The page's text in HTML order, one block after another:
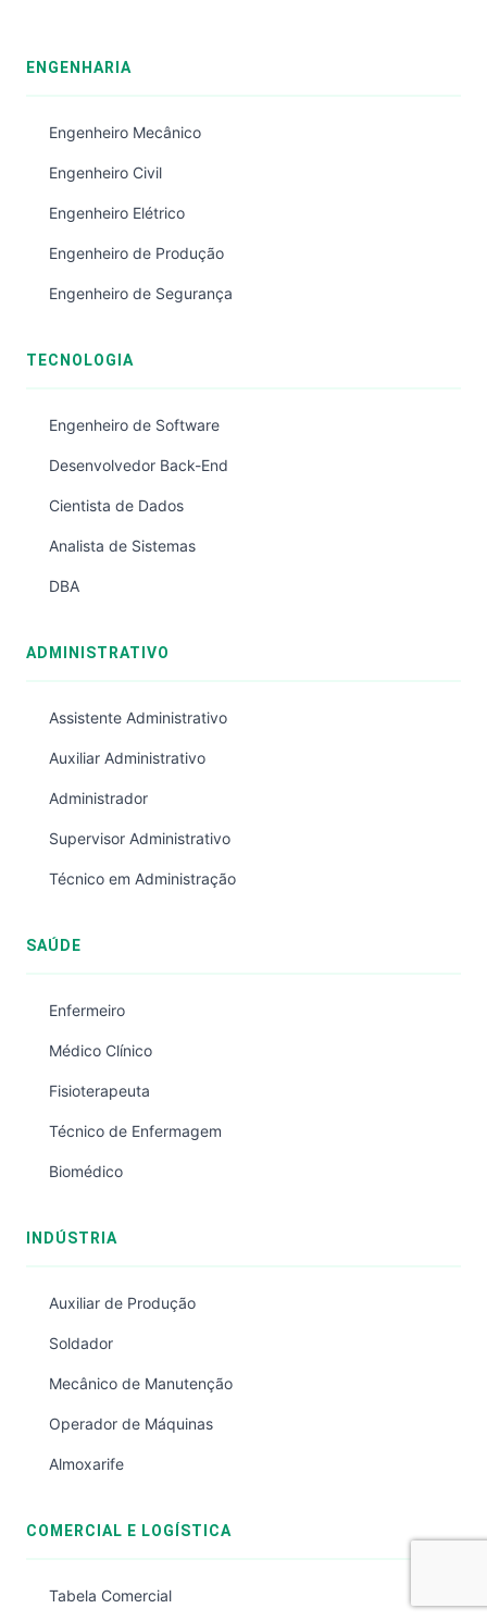
ENGENHARIA
Engenheiro Mecânico
Engenheiro Civil
Engenheiro Elétrico
Engenheiro de Produção
Engenheiro de Segurança
TECNOLOGIA
Engenheiro de Software
Desenvolvedor Back-End
Cientista de Dados
Analista de Sistemas
DBA
ADMINISTRATIVO
Assistente Administrativo
Auxiliar Administrativo
Administrador
Supervisor Administrativo
Técnico em Administração
SAÚDE
Enfermeiro
Médico Clínico
Fisioterapeuta
Técnico de Enfermagem
Biomédico
INDÚSTRIA
Auxiliar de Produção
Soldador
Mecânico de Manutenção
Operador de Máquinas
Almoxarife
COMERCIAL E LOGÍSTICA
Tabela Comercial